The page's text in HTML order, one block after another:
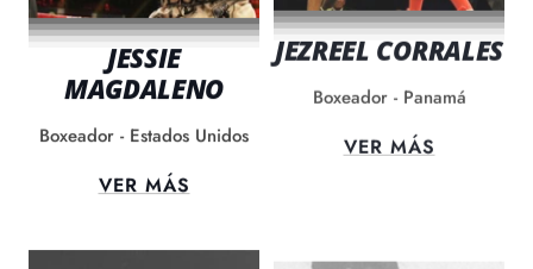
JESSIE
MAGDALENO
Boxeador - Estados Unidos
VER MÁS
JEZREEL CORRALES
Boxeador - Panamá
VER MÁS